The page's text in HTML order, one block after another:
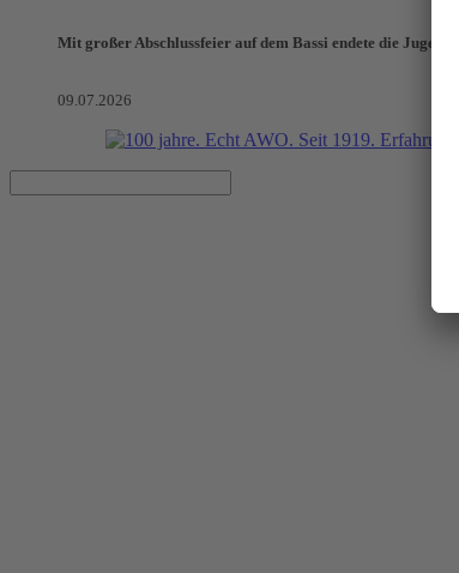
Mit großer Abschlussfeier auf dem Bassi endete die
09.07.2026
Orte der Begegnung,
„Fachgespräch im Fischglas“ in Niemegk zu „Ländlichen